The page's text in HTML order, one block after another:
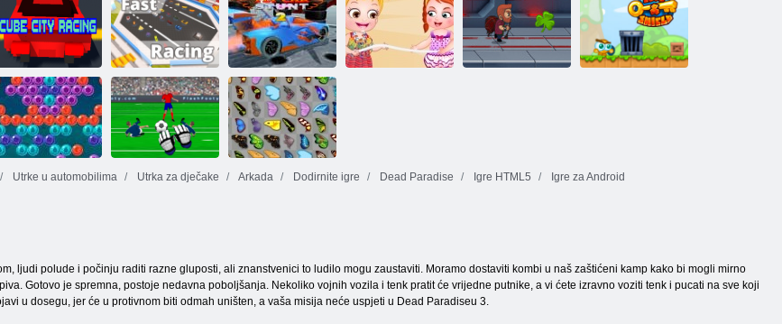
Snažni motori Čudovište utrke Točka mitinga 6
Moto X3M
bazen zabava
Kubična gradska
utrka
Kogama: Brza
rasa
Leteći automobil
štos 2
Utrke u automobilima Utrka za dječake Arkada Dodirnite igre Dead Paradise Igre HTML5 Igre za Android
ljudi polude i počinju raditi razne gluposti, ali znanstvenici to ludilo mogu zaustaviti. Moramo dostaviti kombi u naš zaštićeni kamp kako bi mogli mirno
Gotovo je spremna, postoje nedavna poboljšanja. Nekoliko vojnih vozila i tenk pratit će vrijedne putnike, a vi ćete izravno voziti tenk i pucati na sve koji
u dosegu, jer će u protivnom biti odmah uništen, a vaša misija neće uspjeti u Dead Paradiseu 3.